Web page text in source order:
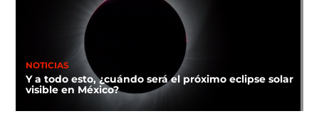
NOTICIAS
Y a todo esto, ¿cuándo será el próximo eclipse solar
visible en México?